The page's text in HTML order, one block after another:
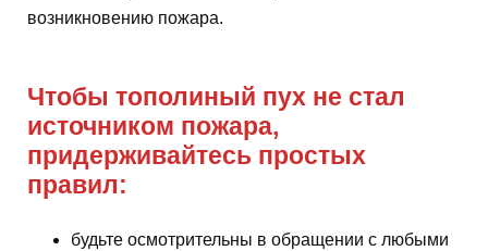
возникновению пожара.
Чтобы тополиный пух не стал
источником пожара,
придерживайтесь простых
правил:
будьте осмотрительны в обращении с любыми